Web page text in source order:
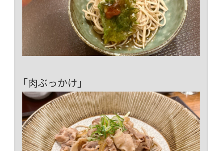
「肉ぶっかけ」